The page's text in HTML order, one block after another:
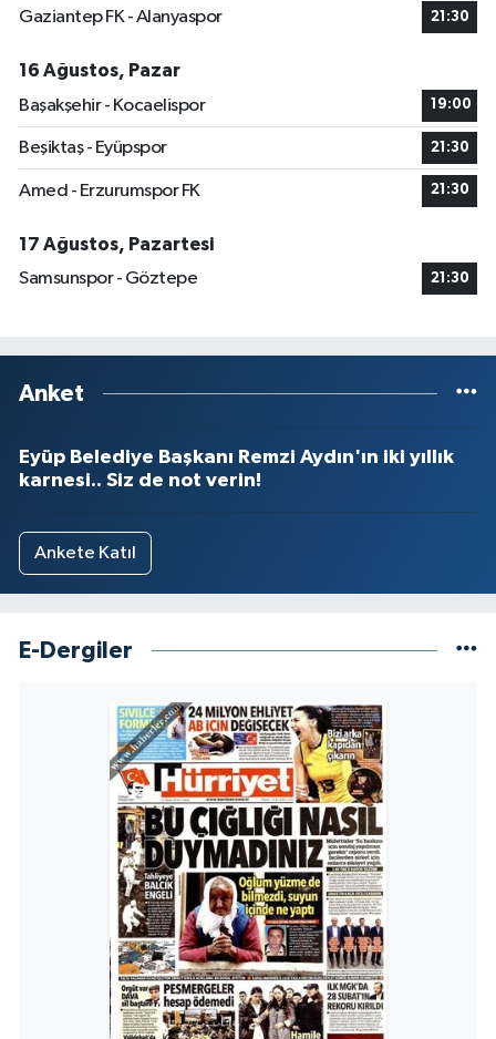
Gaziantep FK - Alanyaspor 21:30
16 Ağustos, Pazar
Başakşehir - Kocaelispor
19:00
Beşiktaş - Eyüpspor 21:30
Amed - Erzurumspor FK 21:30
17 Ağustos, Pazartesi
Samsunspor - Göztepe
21:30
Anket
Eyüp Belediye Başkanı Remzi Aydın'ın iki yıllık
karnesi.. Siz de not verin!
Ankete Katıl
E-Dergiler